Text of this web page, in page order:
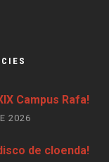
Campus Rafa!
2026
de cloenda!